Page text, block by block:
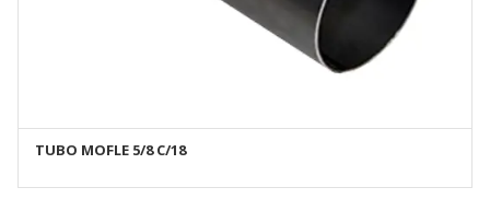
TUBO MOFLE 5/8 C/18